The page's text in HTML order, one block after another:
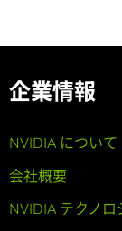
企業情報
NVIDIA について
会社概要
NVIDIA テクノロ